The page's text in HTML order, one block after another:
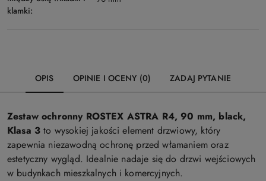
klamki:
OPIS OPINIE I OCENY (0) ZADAJ PYTANIE
Zestaw ochronny ROSTEX ASTRA R4, 90 mm, black,
Klasa 3 to wysokiej jakości element drzwiowy, który
zapewnia niezawodną ochronę przed włamaniem oraz
estetyczny wygląd. Idealnie nadaje się do drzwi wejściowych
w budynkach mieszkalnych i komercyjnych.